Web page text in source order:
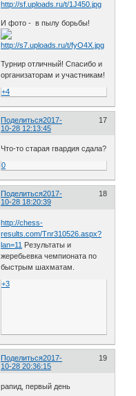
И фото - в пылу борьбы!
Турнир отличный! Спасибо и
организаторам и участникам!
+4
Поделиться 17
2017-
10-28 12:13:45
Что-то старая гвардия сдала?
0
Поделиться 18
2017-
10-28 18:20:39
http://chess-
results.com/Tnr310526.aspx?
lan=11 Результаты и
жеребьевка чемпионата по
быстрым шахматам.
+3
Поделиться 19
2017-
10-28 20:36:15
рапид, первый день